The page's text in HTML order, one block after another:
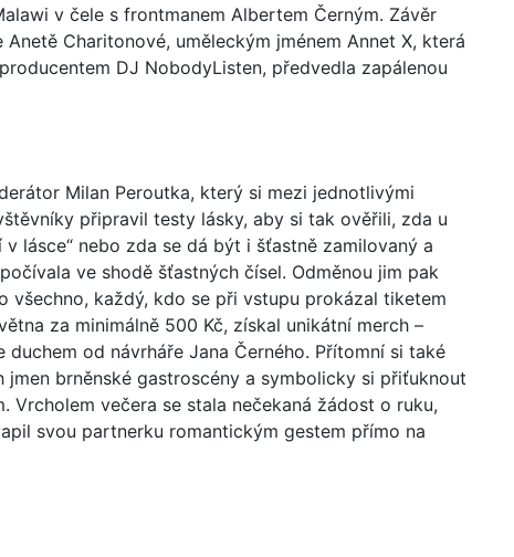
v čele s frontmanem Albertem Černým. Závěr
Charitonové, uměleckým jménem Annet X, která
DJ NobodyListen, předvedla zapálenou
Milan Peroutka, který si mezi jednotlivými
připravil testy lásky, aby si tak ověřili, zda u
lásce“ nebo zda se dá být i šťastně zamilovaný a
ve shodě šťastných čísel. Odměnou jim pak
všechno, každý, kdo se při vstupu prokázal tiketem
za minimálně 500 Kč, získal unikátní merch –
od návrháře Jana Černého. Přítomní si také
brněnské gastroscény a symbolicky si přiťuknout
Vrcholem večera se stala nečekaná žádost o ruku,
svou partnerku romantickým gestem přímo na